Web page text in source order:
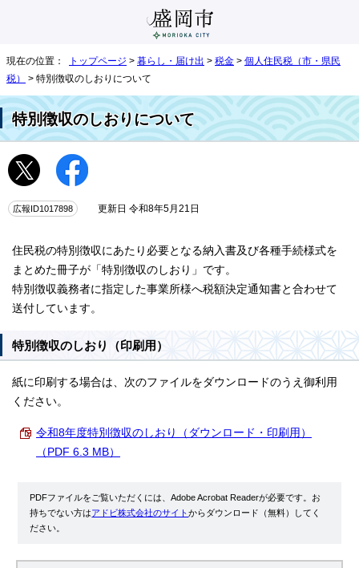
現在の位置： トップページ > 暮らし・届け出 > 税金 > 個人住民税（市・県民
税）
> 特別徴収のしおりについて
特別徴収のしおりについて
広報ID1017898 更新日 令和8年5月21日
住民税の特別徴収にあたり必要となる納入書及び各種手続様式を
まとめた冊子が「特別徴収のしおり」です。
特別徴収義務者に指定した事業所様へ税額決定通知書と合わせて
送付しています。
特別徴収のしおり（印刷用）
紙に印刷する場合は、次のファイルをダウンロードのうえ御利用
ください。
令和8年度特別徴収のしおり（ダウンロード・印刷用）
（PDF 6.3 MB）
PDFファイルをご覧いただくには、Adobe Acrobat Readerが必要です。お
持ちでない方はアドビ株式会社のサイトからダウンロード（無料）してく
ださい。